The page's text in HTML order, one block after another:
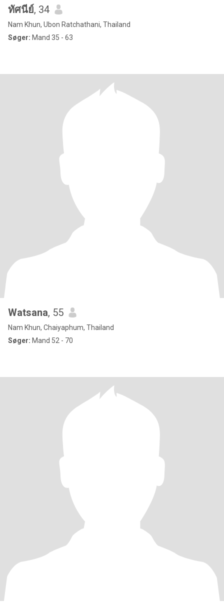
ทัศนีย์, 34
Nam Khun, Ubon Ratchathani, Thailand
Søger: Mand 35 - 63
Watsana, 55
Nam Khun, Chaiyaphum, Thailand
Søger: Mand 52 - 70